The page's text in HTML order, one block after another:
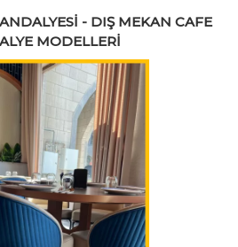
- DIŞ MEKAN CAFE
MODELLERİ